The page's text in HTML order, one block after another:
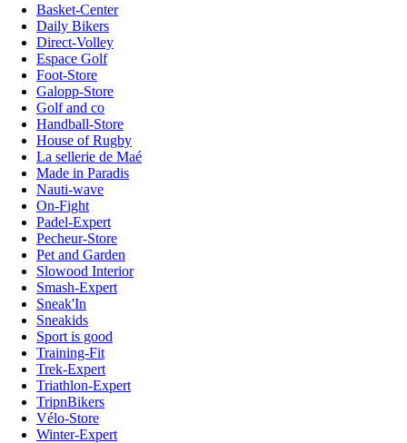
Basket-Center
Daily Bikers
Direct-Volley
Espace Golf
Foot-Store
Galopp-Store
Golf and co
Handball-Store
House of Rugby
La sellerie de Maé
Made in Paradis
Nauti-wave
On-Fight
Padel-Expert
Pecheur-Store
Pet and Garden
Slowood Interior
Smash-Expert
Sneak'In
Sneakids
Sport is good
Training-Fit
Trek-Expert
Triathlon-Expert
TripnBikers
Vélo-Store
Winter-Expert